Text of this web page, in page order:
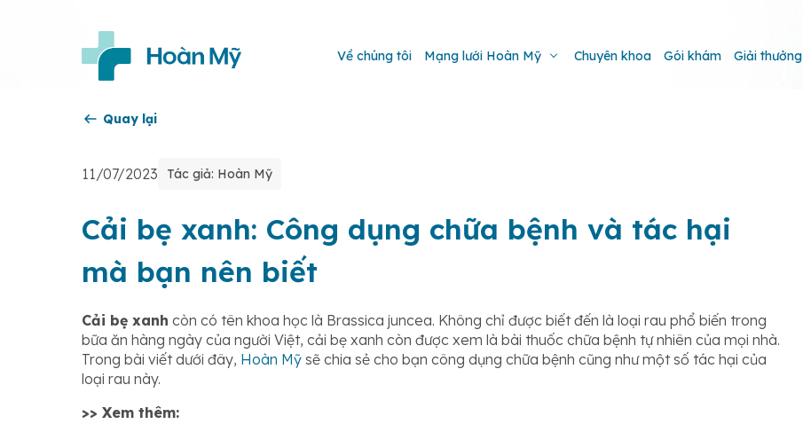
Về chúng tôi Mạng lưới Hoàn Mỹ Chuyên khoa Gói khám Giải thưởng
Quay lại
11/07/2023 Tác giả: Hoàn Mỹ
Cải bẹ xanh: Công dụng chữa bệnh và tác hại
mà bạn nên biết
Cải bẹ xanh còn có tên khoa học là Brassica juncea. Không chỉ được biết đến là loại rau phổ biến trong
bữa ăn hàng ngày của người Việt, cải bẹ xanh còn được xem là bài thuốc chữa bệnh tự nhiên của mọi nhà.
Trong bài viết dưới đây, Hoàn Mỹ sẽ chia sẻ cho bạn công dụng chữa bệnh cũng như một số tác hại của
loại rau này.
>> Xem thêm: